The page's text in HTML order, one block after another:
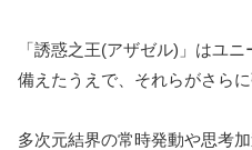
「誘惑之王(アザゼル)」はユ
備えたうえで、それらがさらに
多次元結界の常時発動や思考